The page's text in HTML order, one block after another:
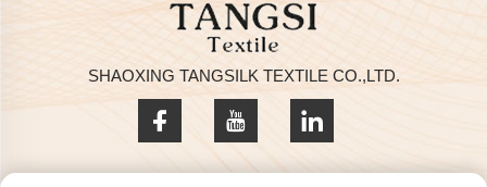
SHAOXING TANGSILK TEXTILE CO.,LTD.